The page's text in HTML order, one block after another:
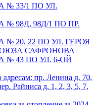
33/1 ПО УЛ.
98Д, 98Д/1 ПО ПР.
20, 22 ПО УЛ. ГЕРОЯ
САФРОНОВА
43 ПО УЛ. 6-ОЙ
пр. Ленина д. 70,
Райниса д. 1, 2, 3, 5, 7,